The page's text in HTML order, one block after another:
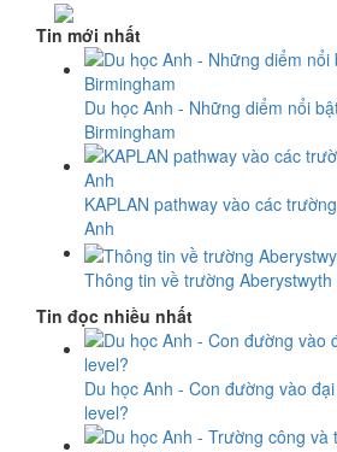
Tin mới nhất
Du học Anh - Những diểm nổi
Birmingham
KAPLAN pathway vào các
Anh
Thông tin về trường Aberystwyth
Tin đọc nhiều nhất
Du học Anh - Con đường vào
level?